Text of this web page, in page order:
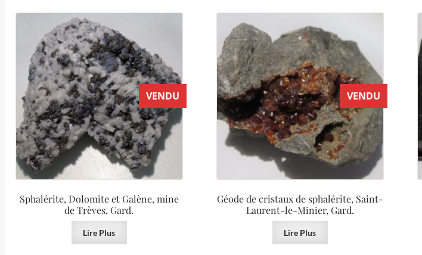
VENDU
Sphalérite, Dolomite et Galène, mine
de Trèves, Gard.
Lire Plus
VENDU
Géode de cristaux de sphalérite, Saint-
Laurent-le-Minier, Gard.
Lire Plus